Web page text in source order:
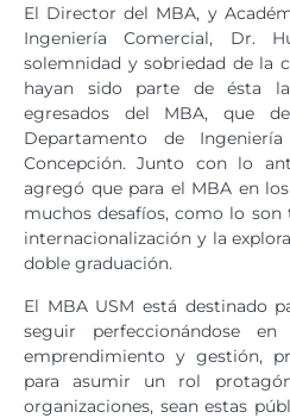
El Director del MBA, y
Ingeniería Comercial, Dr.
solemnidad y sobriedad de la
hayan sido parte de ésta
egresados del MBA, que
Departamento de
Concepción. Junto con lo
agregó que para el MBA en
muchos desafíos, como lo son
internacionalización y la
doble graduación.
El MBA USM está destinado
seguir perfeccionándose
emprendimiento y gestión,
para asumir un rol
organizaciones, sean estas